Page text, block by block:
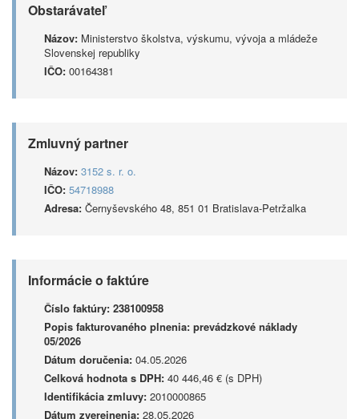
Obstarávateľ
Názov: Ministerstvo školstva, výskumu, vývoja a mládeže
Slovenskej republiky
IČO: 00164381
Zmluvný partner
Názov: 3152 s. r. o.
IČO: 54718988
Adresa: Černyševského 48, 851 01 Bratislava-Petržalka
Informácie o faktúre
Číslo faktúry: 238100958
Popis fakturovaného plnenia: prevádzkové náklady
05/2026
Dátum doručenia: 04.05.2026
Celková hodnota s DPH: 40 446,46 € (s DPH)
Identifikácia zmluvy: 2010000865
Dátum zverejnenia: 28.05.2026